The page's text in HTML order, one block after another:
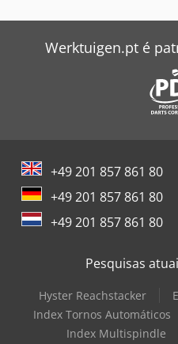
Werktuigen.pt é
+49 201 857 861 80
+49 201 857 861 80
+49 201 857 861 80
Pesquisas
Hyster Reachstacker
Index Tornos Automáticos
Index Multispindle